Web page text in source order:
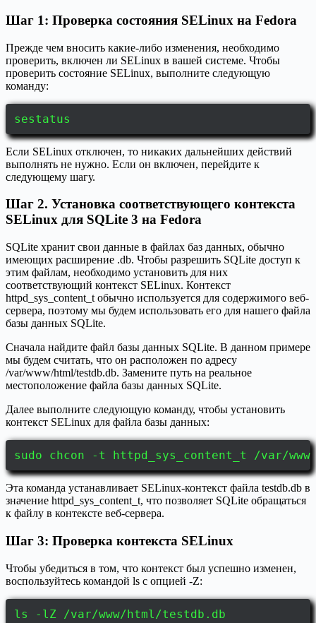
Шаг 1: Проверка состояния SELinux на Fedora
Прежде чем вносить какие-либо изменения, необходимо
проверить, включен ли SELinux в вашей системе. Чтобы
проверить состояние SELinux, выполните следующую
команду:
sestatus
Если SELinux отключен, то никаких дальнейших действий
выполнять не нужно. Если он включен, перейдите к
следующему шагу.
Шаг 2. Установка соответствующего контекста
SELinux для SQLite 3 на Fedora
SQLite хранит свои данные в файлах баз данных, обычно
имеющих расширение .db. Чтобы разрешить SQLite доступ к
этим файлам, необходимо установить для них
соответствующий контекст SELinux. Контекст
httpd_sys_content_t обычно используется для содержимого веб-
сервера, поэтому мы будем использовать его для нашего файла
базы данных SQLite.
Сначала найдите файл базы данных SQLite. В данном примере
мы будем считать, что он расположен по адресу
/var/www/html/testdb.db. Замените путь на реальное
местоположение файла базы данных SQLite.
Далее выполните следующую команду, чтобы установить
контекст SELinux для файла базы данных:
sudo chcon -t httpd_sys_content_t /var/
Эта команда устанавливает SELinux-контекст файла testdb.db в
значение httpd_sys_content_t, что позволяет SQLite обращаться
к файлу в контексте веб-сервера.
Шаг 3: Проверка контекста SELinux
Чтобы убедиться в том, что контекст был успешно изменен,
воспользуйтесь командой ls с опцией -Z:
ls -lZ /var/www/html/testdb.db